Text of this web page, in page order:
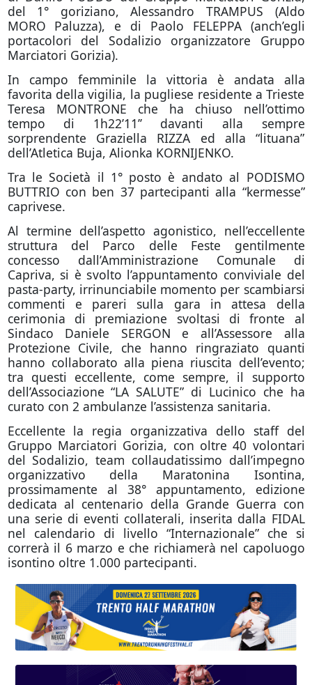
del 1° goriziano, Alessandro TRAMPUS (Aldo
MORO Paluzza), e di Paolo FELEPPA (anch’egli
portacolori del Sodalizio organizzatore Gruppo
Marciatori Gorizia).
In campo femminile la vittoria è andata alla
favorita della vigilia, la pugliese residente a Trieste
Teresa MONTRONE che ha chiuso nell’ottimo
tempo di 1h22’11’’ davanti alla sempre
sorprendente Graziella RIZZA ed alla “lituana”
dell’Atletica Buja, Alionka KORNIJENKO.
Tra le Società il 1° posto è andato al PODISMO
BUTTRIO con ben 37 partecipanti alla “kermesse”
caprivese.
Al termine dell’aspetto agonistico, nell’eccellente
struttura del Parco delle Feste gentilmente
concesso dall’Amministrazione Comunale di
Capriva, si è svolto l’appuntamento conviviale del
pasta-party, irrinunciabile momento per scambiarsi
commenti e pareri sulla gara in attesa della
cerimonia di premiazione svoltasi di fronte al
Sindaco Daniele SERGON e all’Assessore alla
Protezione Civile, che hanno ringraziato quanti
hanno collaborato alla piena riuscita dell’evento;
tra questi eccellente, come sempre, il supporto
dell’Associazione “LA SALUTE” di Lucinico che ha
curato con 2 ambulanze l’assistenza sanitaria.
Eccellente la regia organizzativa dello staff del
Gruppo Marciatori Gorizia, con oltre 40 volontari
del Sodalizio, team collaudatissimo dall’impegno
organizzativo della Maratonina Isontina,
prossimamente al 38° appuntamento, edizione
dedicata al centenario della Grande Guerra con
una serie di eventi collaterali, inserita dalla FIDAL
nel calendario di livello “Internazionale” che si
correrà il 6 marzo e che richiamerà nel capoluogo
isontino oltre 1.000 partecipanti.